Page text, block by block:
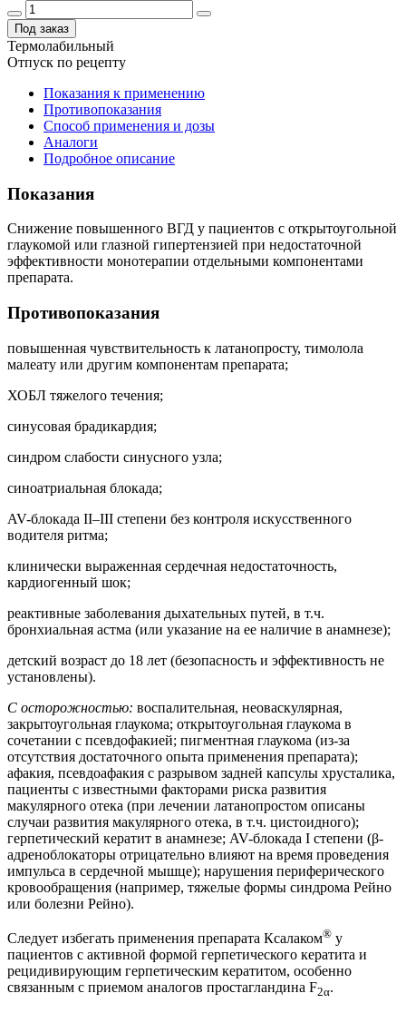
Под заказ
Термолабильный
Отпуск по рецепту
Показания к применению
Противопоказания
Способ применения и дозы
Аналоги
Подробное описание
Показания
Снижение повышенного ВГД у пациентов с открытоугольной
глаукомой или глазной гипертензией при недостаточной
эффективности монотерапии отдельными компонентами
препарата.
Противопоказания
повышенная чувствительность к латанопросту, тимолола
малеату или другим компонентам препарата;
ХОБЛ тяжелого течения;
синусовая брадикардия;
синдром слабости синусного узла;
синоатриальная блокада;
AV-блокада II–III степени без контроля искусственного
водителя ритма;
клинически выраженная сердечная недостаточность,
кардиогенный шок;
реактивные заболевания дыхательных путей, в т.ч.
бронхиальная астма (или указание на ее наличие в анамнезе);
детский возраст до 18 лет (безопасность и эффективность не
установлены).
С осторожностью: воспалительная, неоваскулярная,
закрытоугольная глаукома; открытоугольная глаукома в
сочетании с псевдофакией; пигментная глаукома (из-за
отсутствия достаточного опыта применения препарата);
афакия, псевдоафакия с разрывом задней капсулы хрусталика,
пациенты с известными факторами риска развития
макулярного отека (при лечении латанопростом описаны
случаи развития макулярного отека, в т.ч. цистоидного);
герпетический кератит в анамнезе; AV-блокада I степени (β-
адреноблокаторы отрицательно влияют на время проведения
импульса в сердечной мышце); нарушения периферического
кровообращения (например, тяжелые формы синдрома Рейно
или болезни Рейно).
Следует избегать применения препарата Ксалаком® у
пациентов с активной формой герпетического кератита и
рецидивирующим герпетическим кератитом, особенно
связанным с приемом аналогов простагландина F2α.